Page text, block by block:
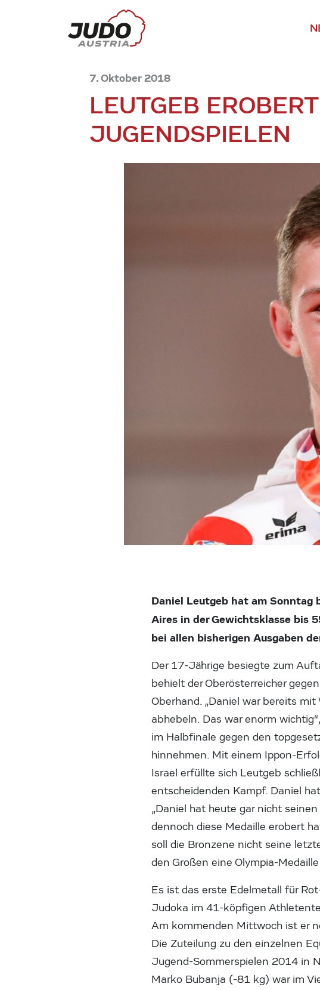
7. Oktober 2018
LEUTGEB
JUGENDSPIELEN
Daniel Leutgeb hat am Sonntag
Aires in der Gewichtsklasse bis
bei allen bisherigen Ausgaben
Der 17-Jährige besiegte zum
behielt der Oberösterreicher
Oberhand. „Daniel war bereits
abhebeln. Das war enorm
im Halbfinale gegen den
hinnehmen. Mit einem Ippon-
Israel erfüllte sich Leutgeb
entscheidenden Kampf. Daniel
„Daniel hat heute gar nicht
dennoch diese Medaille erobert
soll die Bronzene nicht seine
den Großen eine Olympia-
Es ist das erste Edelmetall für
Judoka im 41-köpfigen
Am kommenden Mittwoch ist er
Die Zuteilung zu den einzelnen
Jugend-Sommerspielen 2014 in
Marko Bubanja (-81 kg) war im